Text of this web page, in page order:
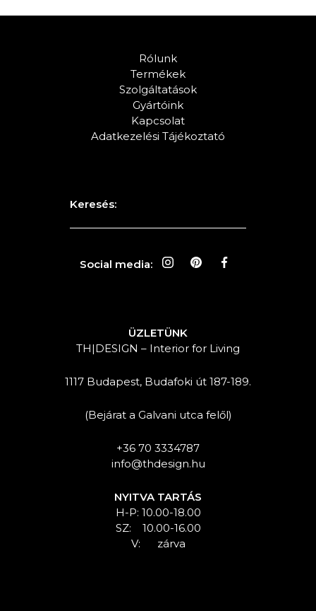
Rólunk
Termékek
Szolgáltatások
Gyártóink
Kapcsolat
Adatkezelési Tájékoztató
Keresés:
Social media:
ÜZLETÜNK
TH|DESIGN – Interior for Living
1117 Budapest, Budafoki út 187-189.
(Bejárat a Galvani utca felől)
+36 70 3334787
info@thdesign.hu
NYITVA TARTÁS
H-P: 10.00-18.00
SZ: 10.00-16.00
V: zárva